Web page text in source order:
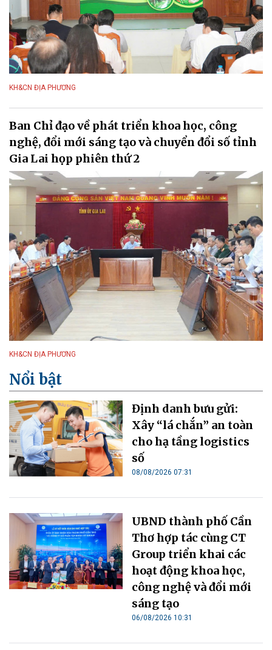
KH&CN ĐỊA PHƯƠNG
Ban Chỉ đạo về phát triển khoa học, công
nghệ, đổi mới sáng tạo và chuyển đổi số tỉnh
Gia Lai họp phiên thứ 2
KH&CN ĐỊA PHƯƠNG
Nổi bật
Định danh bưu gửi:
Xây “lá chắn” an toàn
cho hạ tầng logistics
số
08/08/2026 07:31
UBND thành phố Cần
Thơ hợp tác cùng CT
Group triển khai các
hoạt động khoa học,
công nghệ và đổi mới
sáng tạo
06/08/2026 10:31